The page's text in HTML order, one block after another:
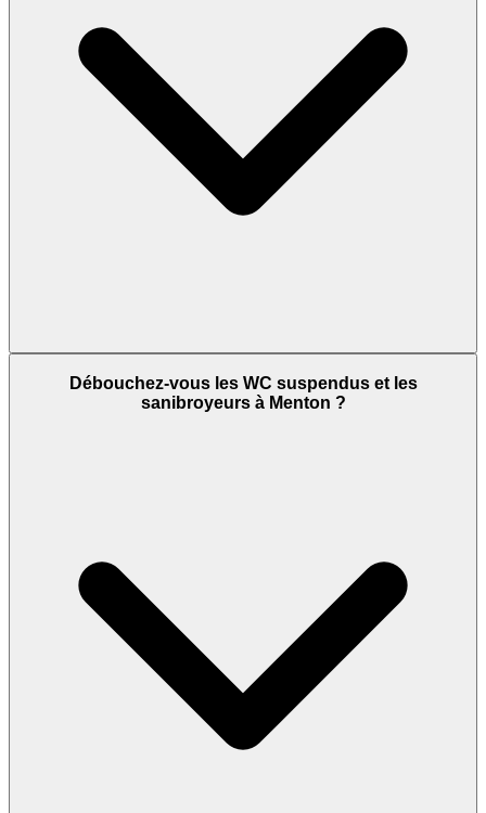
Débouchez-vous les WC suspendus et les
sanibroyeurs à Menton ?